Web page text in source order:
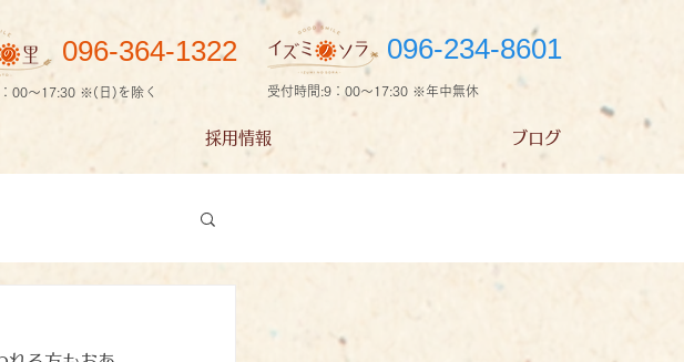
096-364-1322
00～17:30 ※(日)を除く
096-234-8601
受付時間:9：00～17:30 ※年中無休
採用情報 ブログ